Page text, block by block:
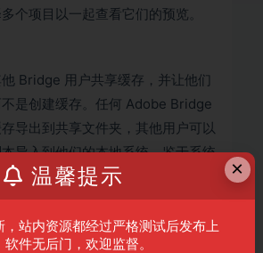
个项目以一起查看它们的预览。
Bridge 用户共享缓存，并让他们
是创建缓存。任何 Adob​​e Bridge
导出到共享文件夹，其他用户可以
导入到他们的本地系统。鉴于系统
个集中位置管理缓存可以让您重用导
在不同的用户机器上重建缓存。您
存”对话框（工具 > 管理缓存）创建
该对话框现已得到增强，可提供用
×
温馨提示
，站内资源都经过严格测试后发布上
件无后门，欢迎监督。